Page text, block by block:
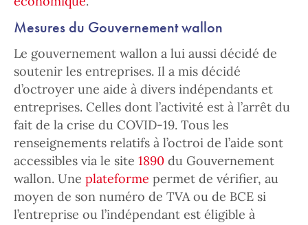
Mesures du Gouvernement wallon
Le gouvernement wallon a lui aussi décidé de
soutenir les entreprises. Il a mis décidé
d’octroyer une aide à divers indépendants et
entreprises. Celles dont l’activité est à l’arrêt du
fait de la crise du COVID-19. Tous les
renseignements relatifs à l’octroi de l’aide sont
accessibles via le site 1890 du Gouvernement
wallon. Une plateforme permet de vérifier, au
moyen de son numéro de TVA ou de BCE si
l’entreprise ou l’indépendant est éligible à